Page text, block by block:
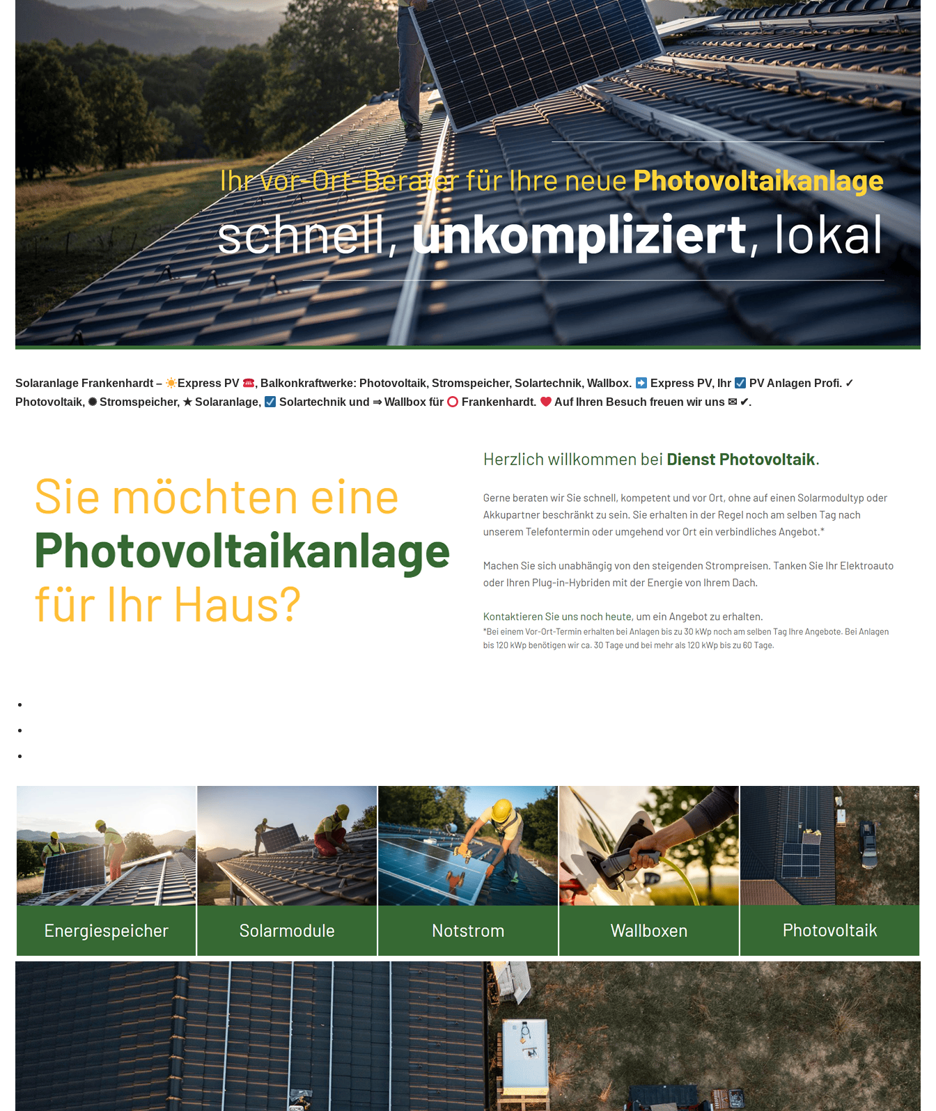
Solaranlage Frankenhardt – Express PV , Balkonkraftwerke: Photovoltaik, Stromspeicher, Solartechnik, Wallbox. Express PV, Ihr
PV Anlagen Profi. ✓
Photovoltaik, ✺ Stromspeicher, ★ Solaranlage,
Solartechnik und ⇒ Wallbox für Frankenhardt. Auf Ihren Besuch freuen wir uns ✉ ✔.